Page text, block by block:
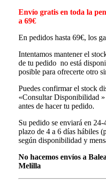
Envío gratis en toda la
a 69€
En pedidos hasta 69€, los
Intentamos mantener el
de tu pedido no está
posible para ofrecerte otro
Puedes confirmar el stock
«Consultar Disponibilidad
antes de hacer tu pedido.
Su pedido se enviará en
plazo de 4 a 6 días hábiles
según disponibilidad y
No hacemos envíos a
Melilla